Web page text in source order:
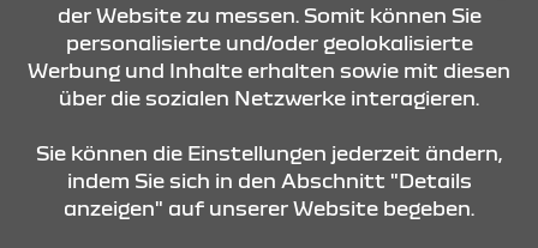
KONTAKT & ANFAHRT
STANDORTE
der Website zu messen. Somit können Sie
personalisierte und/oder geolokalisierte
Werbung und Inhalte erhalten sowie mit diesen
über die sozialen Netzwerke interagieren.
Sie können die Einstellungen jederzeit ändern,
indem Sie sich in den Abschnitt "Details
anzeigen" auf unserer Website begeben.